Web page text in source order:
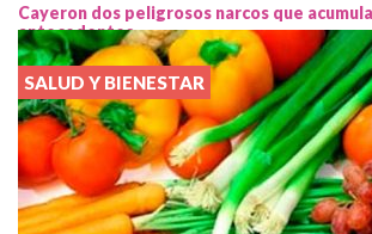
Cayeron dos peligrosos narcos que
antecedentes
SALUD Y BIENESTAR